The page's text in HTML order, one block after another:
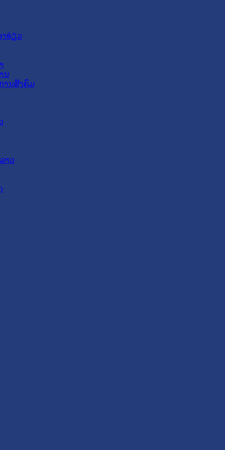
ງທ່ຽວ
ນ
ານສັງຄົມ
າວ